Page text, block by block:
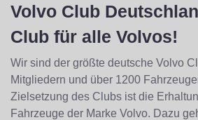
Volvo Club
Club für alle Volvos!
Wir sind der größte deutsche Volvo
Mitgliedern und über 1200
Zielsetzung des Clubs ist die
Fahrzeuge der Marke Volvo. Dazu